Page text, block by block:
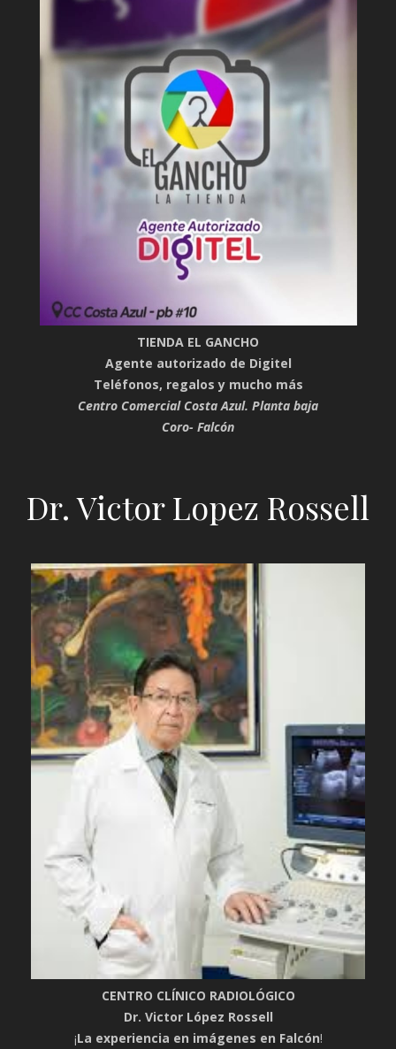
TIENDA EL GANCHO
Agente autorizado de Digitel
Teléfonos, regalos y mucho más
Centro Comercial Costa Azul. Planta baja
Coro- Falcón
Dr. Victor Lopez Rossell
CENTRO CLÍNICO RADIOLÓGICO
Dr. Victor López Rossell
¡La experiencia en imágenes en Falcón!